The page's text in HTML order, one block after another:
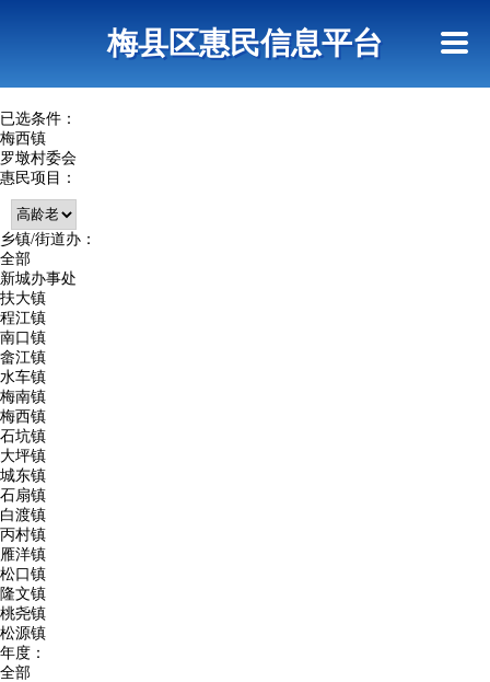
查询指引梅县区惠民信息平台
已选条件：
梅西镇
罗墩村委会
惠民项目：
乡镇/街道办：
全部
新城办事处
扶大镇
程江镇
南口镇
畲江镇
水车镇
梅南镇
梅西镇
石坑镇
大坪镇
城东镇
石扇镇
白渡镇
丙村镇
雁洋镇
松口镇
隆文镇
桃尧镇
松源镇
年度：
全部